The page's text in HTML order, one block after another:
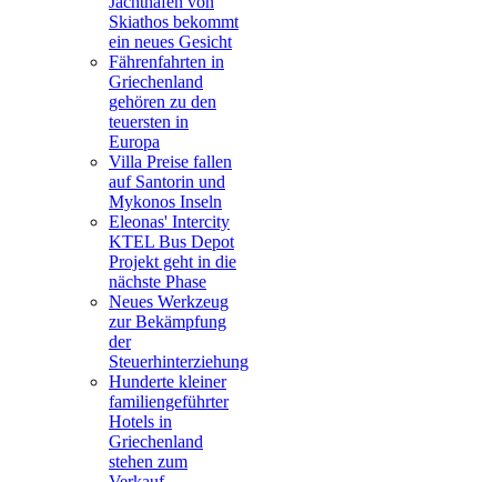
Skiathos bekommt
ein neues Gesicht
Fährenfahrten in
Griechenland
gehören zu den
teuersten in
Europa
Villa Preise fallen
auf Santorin und
Mykonos Inseln
Eleonas' Intercity
KTEL Bus Depot
Projekt geht in die
nächste Phase
Neues Werkzeug
zur Bekämpfung
der
Steuerhinterziehung
Hunderte kleiner
familiengeführter
Hotels in
Griechenland
stehen zum